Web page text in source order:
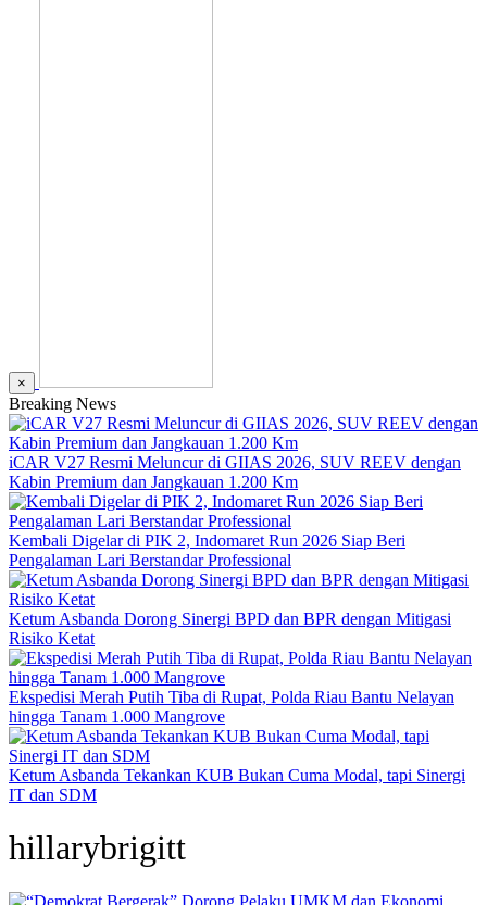
×
Breaking News
iCAR V27 Resmi Meluncur di GIIAS 2026, SUV REEV dengan
Kabin Premium dan Jangkauan 1.200 Km
Kembali Digelar di PIK 2, Indomaret Run 2026 Siap Beri
Pengalaman Lari Berstandar Professional
Ketum Asbanda Dorong Sinergi BPD dan BPR dengan Mitigasi
Risiko Ketat
Ekspedisi Merah Putih Tiba di Rupat, Polda Riau Bantu Nelayan
hingga Tanam 1.000 Mangrove
Ketum Asbanda Tekankan KUB Bukan Cuma Modal, tapi Sinergi
IT dan SDM
hillarybrigitt